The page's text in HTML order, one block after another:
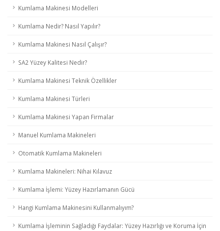
Kumlama Makinesi Modelleri
Kumlama Nedir? Nasıl Yapılır?
Kumlama Makinesi Nasıl Çalışır?
SA2 Yüzey Kalitesi Nedir?
Kumlama Makinesi Teknik Özellikler
Kumlama Makinesi Türleri
Kumlama Makinesi Yapan Firmalar
Manuel Kumlama Makineleri
Otomatik Kumlama Makineleri
Kumlama Makineleri: Nihai Kılavuz
Kumlama İşlemi: Yüzey Hazırlamanın Gücü
Hangi Kumlama Makinesini Kullanmalıyım?
Kumlama İşleminin Sağladığı Faydalar: Yüzey Hazırlığı ve Koruma İçin